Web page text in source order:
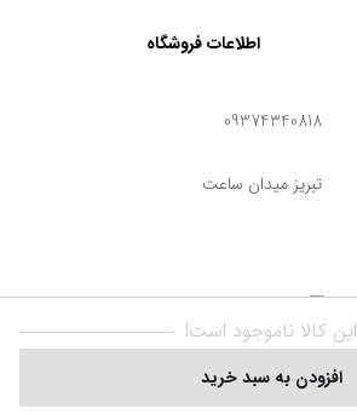
این کالا ناموجود است!
افزودن به سبد خرید
اطلاعات فروشگاه
09374340818
تبریز میدان ساعت